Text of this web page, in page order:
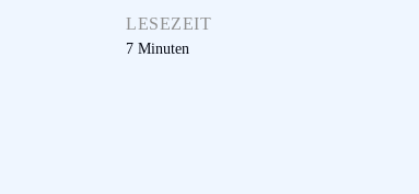
LESEZEIT
7 Minuten